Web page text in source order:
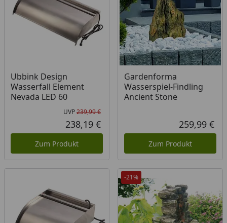
Ubbink Design
Wasserfall Element
Nevada LED 60
Ursprünglicher Preis
UVP239,99 €
Aktueller Preis
238,19 €
Zum Produkt
Gardenforma
Wasserspiel-Findling
Ancient Stone
259,99 €
Zum Produkt
-21%